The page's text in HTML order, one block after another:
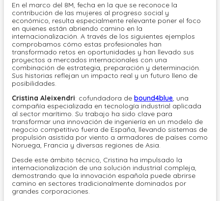
En el marco del 8M, fecha en la que se reconoce la
contribución de las mujeres al progreso social y
económico, resulta especialmente relevante poner el foco
en quienes están abriendo camino en la
internacionalización. A través de los siguientes ejemplos
comprobamos cómo estas profesionales han
transformado retos en oportunidades y han llevado sus
proyectos a mercados internacionales con una
combinación de estrategia, preparación y determinación.
Sus historias reflejan un impacto real y un futuro lleno de
posibilidades.
Cristina Aleixendri: cofundadora de bound4blue, una
compañía especializada en tecnología industrial aplicada
al sector marítimo. Su trabajo ha sido clave para
transformar una innovación de ingeniería en un modelo de
negocio competitivo fuera de España, llevando sistemas de
propulsión asistida por viento a armadores de países como
Noruega, Francia y diversas regiones de Asia.
Desde este ámbito técnico, Cristina ha impulsado la
internacionalización de una solución industrial compleja,
demostrando que la innovación española puede abrirse
camino en sectores tradicionalmente dominados por
grandes corporaciones.